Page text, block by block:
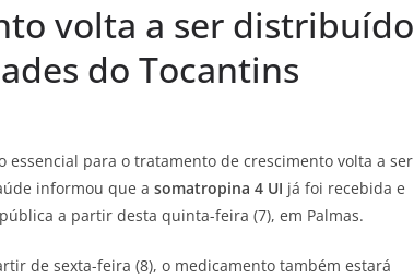
volta a ser distribuído
do Tocantins
essencial para o tratamento de crescimento volta a ser
informou que a somatropina 4 UI já foi recebida e
a partir desta quinta-feira (7), em Palmas.
de sexta-feira (8), o medicamento também estará